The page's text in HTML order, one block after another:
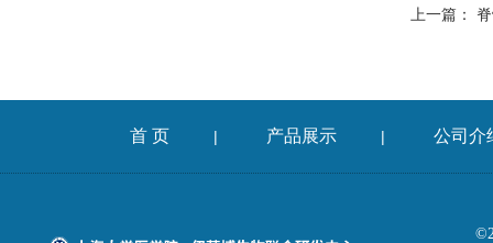
上一篇：
首 页 | 产品展示 | 公司介